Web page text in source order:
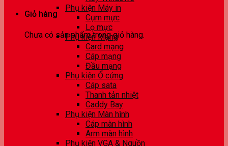
Giỏ hàng
Chưa có sản phẩm trong giỏ hàng.
Phụ kiện Máy in
Cụm mực
Lọ mực
Phụ kiện Mạng
Card mạng
Cáp mạng
Đầu mạng
Phụ kiện Ổ cứng
Cáp sata
Thanh tản nhiệt
Caddy Bay
Phụ kiện Màn hình
Cáp màn hình
Arm màn hình
Phụ kiện VGA & Nguồn